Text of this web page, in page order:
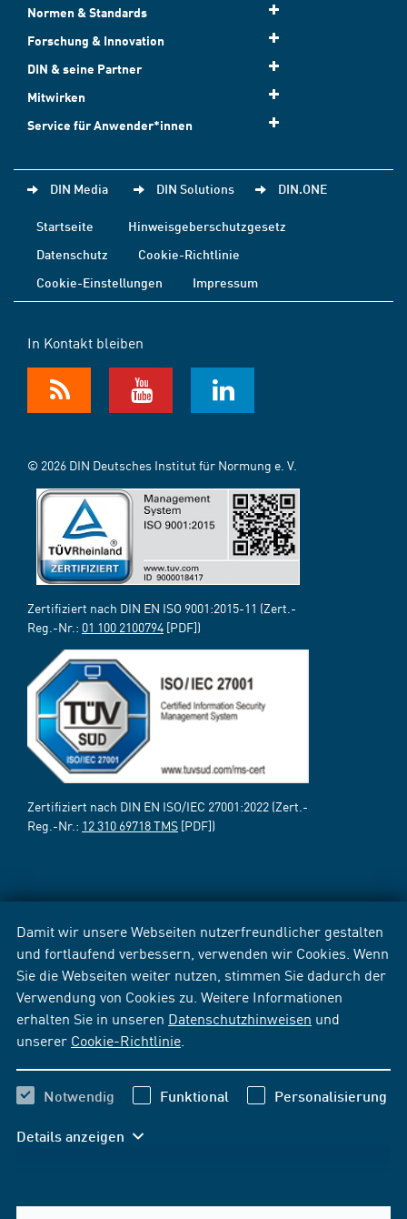
Damit wir unsere Webseiten nutzerfreundlicher gestalten
und fortlaufend verbessern, verwenden wir Cookies. Wenn
Sie die Webseiten weiter nutzen, stimmen Sie dadurch der
Verwendung von Cookies zu. Weitere Informationen
erhalten Sie in unseren Datenschutzhinweisen und
unserer Cookie-Richtlinie
Notwendig Funktional Personalisierung
Details anzeigen
Normen & Standards
Forschung & Innovation
DIN & seine Partner
Mitwirken
Service für Anwender*innen
DIN Media DIN Solutions DIN.ONE
Startseite
Hinweisgeberschutzgesetz
Datenschutz
Cookie-Richtlinie
Cookie-Einstellungen
Impressum
In Kontakt bleiben
© 2026 DIN Deutsches Institut für Normung e. V.
Zertifiziert nach DIN EN ISO 9001:2015-11 (Zert.-
Reg.-Nr.: 01 100 2100794 [PDF])
Zertifiziert nach DIN EN ISO/IEC 27001:2022 (Zert.-
Reg.-Nr.: 12 310 69718 TMS [PDF])